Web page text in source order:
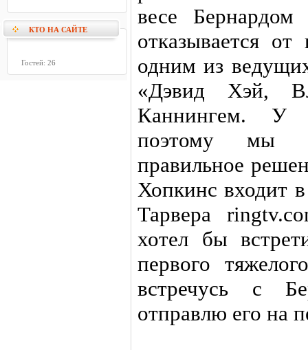
КТО НА САЙТЕ
Гостей: 26
весе
отказывается от
одним из
«Дэвид Хэй,
Каннингем. У
поэтому мы
правильное
Хопкинс входит
Тарвера
хотел бы
первого
встречусь с
отправлю его на